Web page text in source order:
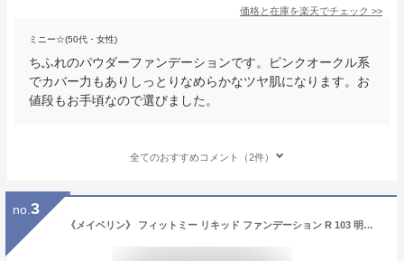
価格と在庫を楽天でチェック >>
ミニー☆(50代・女性)
ちふれのパウダーファンデーションです。ピンクオークル系
でカバー力もありしっとりなめらかなツヤ肌になります。お
値段もお手頃なので選びました。
全てのおすすめコメント（2件）
no. 3
《メイベリン》 フィットミー リキッド ファンデーション R 103 明るい肌色(ピンク系) 30mL ★定形外郵便★追跡・保証なし★代引き不可★